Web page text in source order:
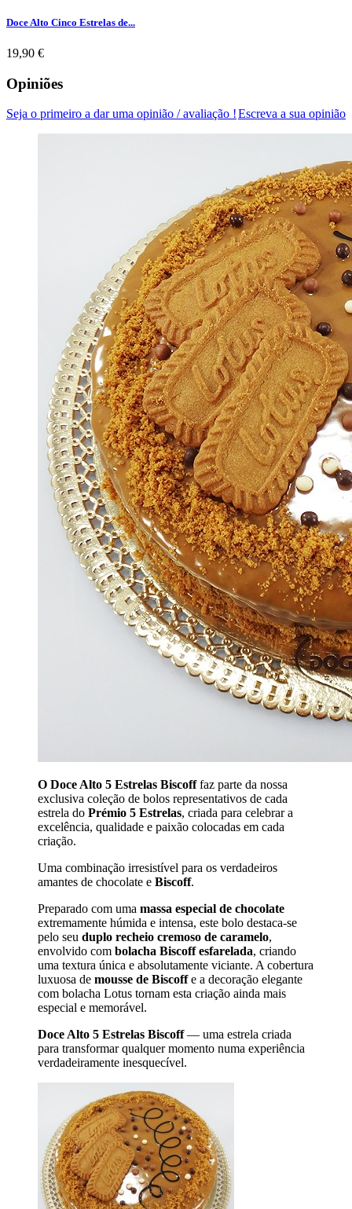
Doce Alto Cinco Estrelas de...
Preço
19,90 €
Opiniões
Escreva a sua opinião
Seja o primeiro a dar uma opinião / avaliação !
O Doce Alto 5 Estrelas Biscofffaz parte da nossa
exclusiva coleção de bolos representativos de cada
estrela do Prémio 5 Estrelas, criada para celebrar a
excelência, qualidade e paixão colocadas em cada
criação.
Uma combinação irresistível para os verdadeiros
amantes de chocolate e Biscoff.
Preparado com uma massa especial de chocolate
extremamente húmida e intensa, este bolo destaca-se
pelo seu duplo recheio cremoso de caramelo,
envolvido com bolacha Biscoff esfarelada, criando
uma textura única e absolutamente viciante. A cobertura
luxuosa de mousse de Biscoffe a decoração elegante
com bolacha Lotus tornam esta criação ainda mais
especial e memorável.
Doce Alto 5 Estrelas Biscoff— uma estrela criada
para transformar qualquer momento numa experiência
verdadeiramente inesquecível.